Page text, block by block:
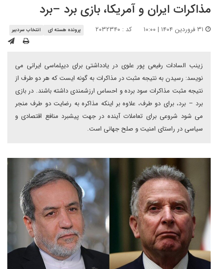
مذاکرات ایران و آمریکا، بازی برد –برد
کد : ۲۰۳۲۳۴۰ پرونده هسته ای انتخاب سردبیر
زینب السادات رفیعی پور علوی در یادداشتی برای دیپلماسی ایرانی می
نویسد: رسیدن به نتیجه مثبت در مذاکرات به گونه ایست که هر دو طرف از
نتیجه مثبت مذاکرات سود برده و احساس ارزشمندی داشته باشند. در بازی
برد – برد، برای دو طرف، علاوه بر اینکه مذاکره به رضایت دو طرف منجر
می شود شروعی برای تعاملات آینده در جهت پیشبرد منافع اقتصادی و
سیاسی در راستای امنیت و صلح جهانی است.